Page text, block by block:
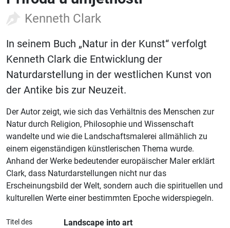
Kenneth Clark
In seinem Buch „Natur in der Kunst“ verfolgt
Kenneth Clark die Entwicklung der
Naturdarstellung in der westlichen Kunst von
der Antike bis zur Neuzeit.
Der Autor zeigt, wie sich das Verhältnis des Menschen zur
Natur durch Religion, Philosophie und Wissenschaft
wandelte und wie die Landschaftsmalerei allmählich zu
einem eigenständigen künstlerischen Thema wurde.
Anhand der Werke bedeutender europäischer Maler erklärt
Clark, dass Naturdarstellungen nicht nur das
Erscheinungsbild der Welt, sondern auch die spirituellen und
kulturellen Werte einer bestimmten Epoche widerspiegeln.
Titel des
Landscape into art